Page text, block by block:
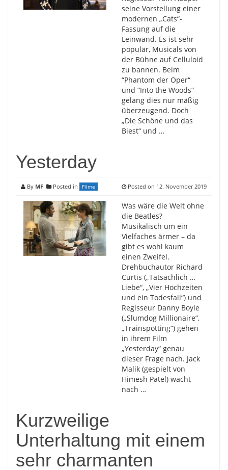
seine Vorstellung einer
modernen „Cats“-
Fassung auf die
Leinwand. Es ist sehr
populär, Musicals von
der Bühne auf Celluloid
zu bannen. Beim
“Phantom der Oper“
und “Into the Woods“
gelang dies nur mäßig
überzeugend. Doch
„Die Schöne und das
Biest“ und …
Yesterday
By MF Posted in Filme Posted on 12. November 2019
Was wäre die Welt ohne
die Beatles?
Musikalisch um ein
Vielfaches ärmer – da
gibt es wohl kaum
einen Zweifel.
Drehbuchautor Richard
Curtis („Tatsächlich …
Liebe“, „Vier Hochzeiten
und ein Todesfall“) und
Regisseur Danny Boyle
(„Slumdog Millionaire“,
„Trainspotting“) gehen
in ihrem Film
„Yesterday“ genau
dieser Frage nach. Jack
Malik (gespielt von
Himesh Patel) wacht
nach …
Kurzweilige
Unterhaltung mit einem
sehr charmanten